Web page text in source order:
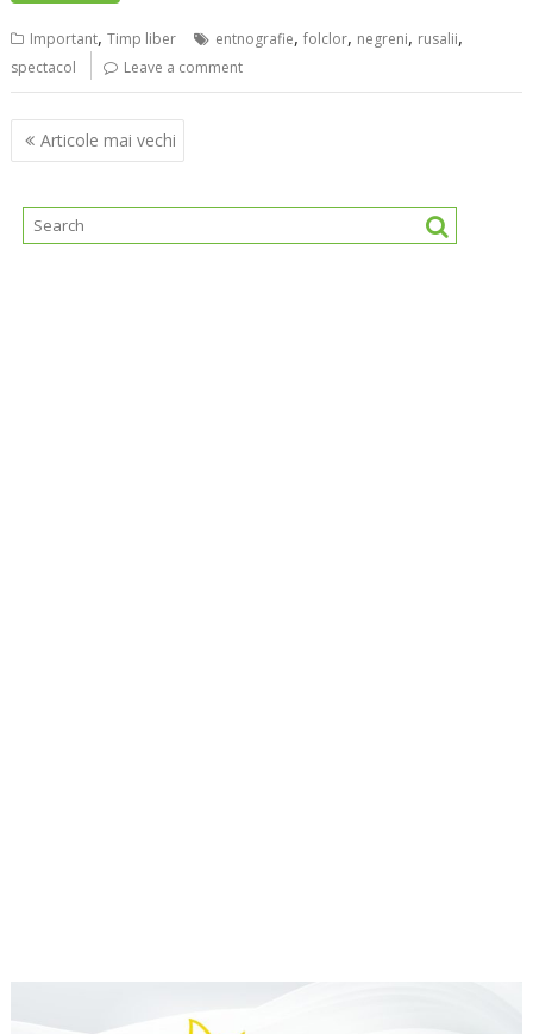
Important,Timp liber entnografie,folclor, negreni, rusalii,
spectacol Leave a comment
Navigare
în
Articole mai vechi